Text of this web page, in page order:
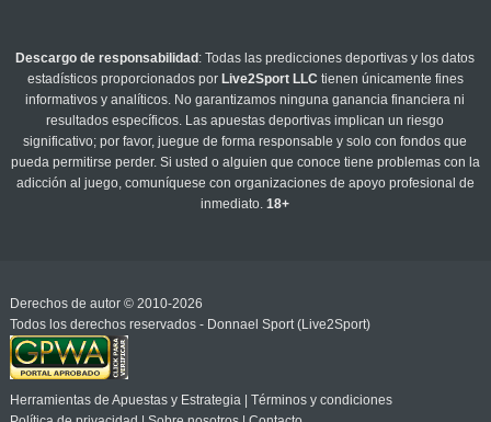
Descargo de responsabilidad : Todas las predicciones deportivas y los datos
estadísticos proporcionados por Live2Sport LLC tienen únicamente fines
informativos y analíticos. No garantizamos ninguna ganancia financiera ni
resultados específicos. Las apuestas deportivas implican un riesgo
significativo; por favor, juegue de forma responsable y solo con fondos que
pueda permitirse perder. Si usted o alguien que conoce tiene problemas con la
adicción al juego, comuníquese con organizaciones de apoyo profesional de
inmediato.18+
Derechos de autor © 2010-2026
Todos los derechos reservados - Donnael Sport (Live2Sport)
Herramientas de Apuestas y Estrategia| Términos y condiciones